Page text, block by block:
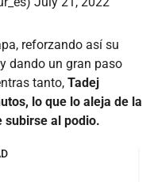
reforzando así su
dando un gran paso
tanto, Tadej
lo que lo aleja de la
subirse al podio.